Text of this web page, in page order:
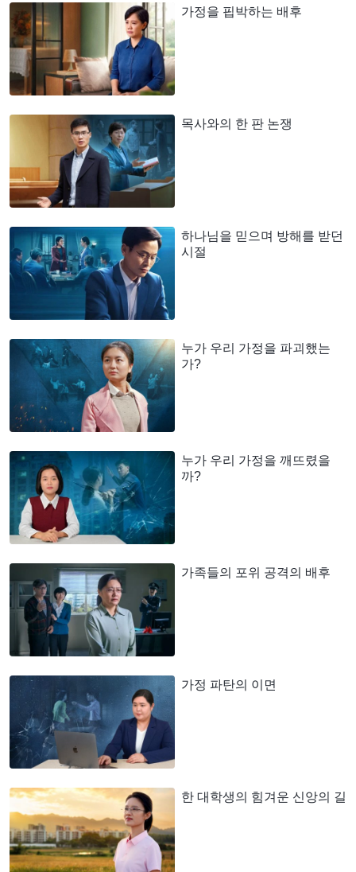
가정을 핍박하는 배후
목사와의 한 판 논쟁
하나님을 믿으며 방해를 받던
시절
누가 우리 가정을 파괴했는
가?
누가 우리 가정을 깨뜨렸을
까?
가족들의 포위 공격의 배후
가정 파탄의 이면
한 대학생의 힘겨운 신앙의 길